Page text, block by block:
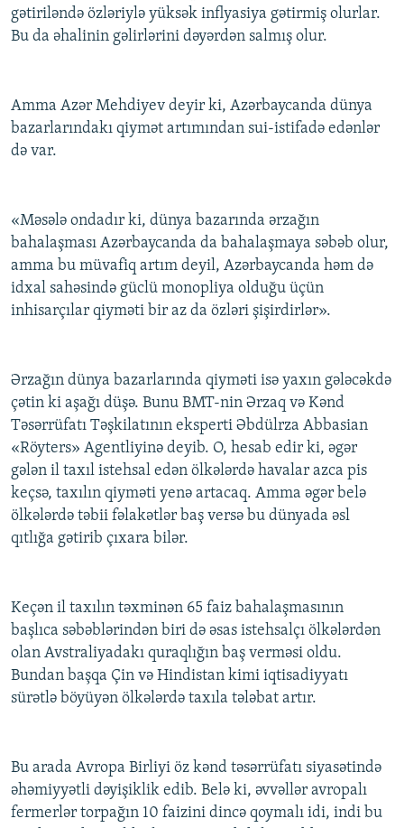
gətiriləndə özləriylə yüksək inflyasiya gətirmiş olurlar.
Bu da əhalinin gəlirlərini dəyərdən salmış olur.
Amma Azər Mehdiyev deyir ki, Azərbaycanda dünya
bazarlarındakı qiymət artımından sui-istifadə edənlər
də var.
«Məsələ ondadır ki, dünya bazarında ərzağın
bahalaşması Azərbaycanda da bahalaşmaya səbəb olur,
amma bu müvafiq artım deyil, Azərbaycanda həm də
idxal sahəsində güclü monopliya olduğu üçün
inhisarçılar qiyməti bir az da özləri şişirdirlər».
Ərzağın dünya bazarlarında qiyməti isə yaxın gələcəkdə
çətin ki aşağı düşə. Bunu BMT-nin Ərzaq və Kənd
Təsərrüfatı Təşkilatının eksperti Əbdülrza Abbasian
«Röyters» Agentliyinə deyib. O, hesab edir ki, əgər
gələn il taxıl istehsal edən ölkələrdə havalar azca pis
keçsə, taxılın qiyməti yenə artacaq. Amma əgər belə
ölkələrdə təbii fəlakətlər baş versə bu dünyada əsl
qıtlığa gətirib çıxara bilər.
Keçən il taxılın təxminən 65 faiz bahalaşmasının
başlıca səbəblərindən biri də əsas istehsalçı ölkələrdən
olan Avstraliyadakı quraqlığın baş verməsi oldu.
Bundan başqa Çin və Hindistan kimi iqtisadiyyatı
sürətlə böyüyən ölkələrdə taxıla tələbat artır.
Bu arada Avropa Birliyi öz kənd təsərrüfatı siyasətində
əhəmiyyətli dəyişiklik edib. Belə ki, əvvəllər avropalı
fermerlər torpağın 10 faizini dincə qoymalı idi, indi bu